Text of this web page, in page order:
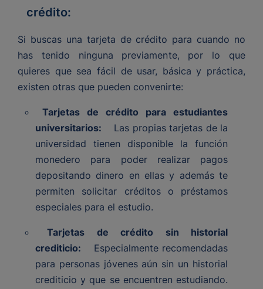
crédito:
Si buscas una tarjeta de crédito para cuando no
has tenido ninguna previamente, por lo que
quieres que sea fácil de usar, básica y práctica,
existen otras que pueden convenirte:
Tarjetas de crédito para estudiantes
universitarios:
Las propias tarjetas de la
universidad tienen disponible la función
monedero para poder realizar pagos
depositando dinero en ellas y además te
permiten solicitar créditos o préstamos
especiales para el estudio.
Tarjetas de crédito sin historial
crediticio: Especialmente recomendadas
para personas jóvenes aún sin un historial
crediticio y que se encuentren estudiando.